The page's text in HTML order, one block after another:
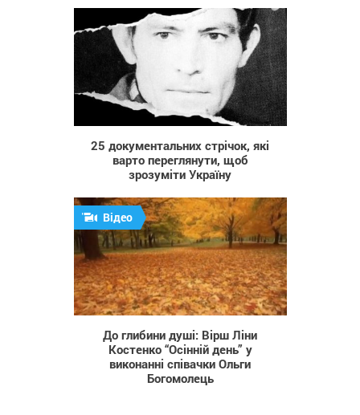
537
25 документальних стрічок, які
варто переглянути, щоб
зрозуміти Україну
1 835
Відео
До глибини душі: Вірш Ліни
Костенко “Осінній день” у
виконанні співачки Ольги
Богомолець